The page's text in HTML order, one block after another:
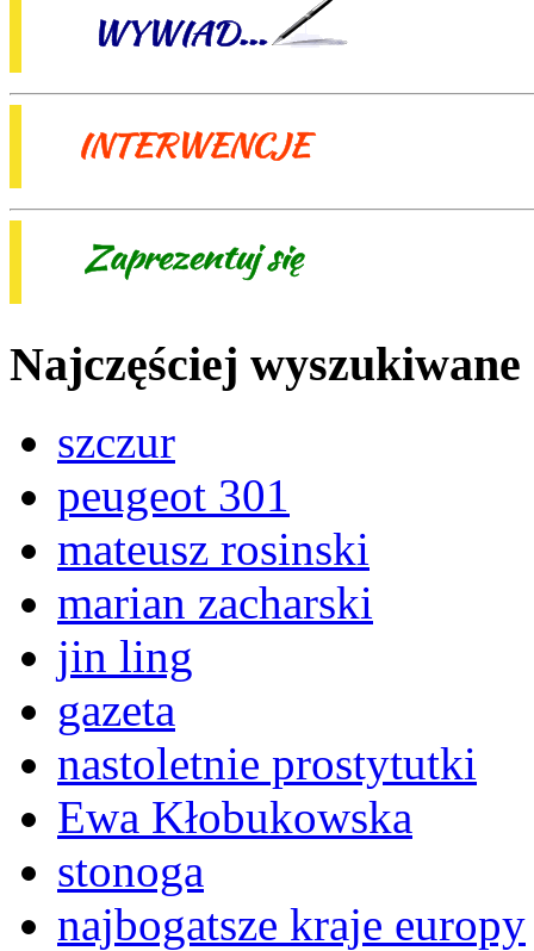
Najczęściej wyszukiwane
szczur
peugeot 301
mateusz rosinski
marian zacharski
jin ling
gazeta
nastoletnie prostytutki
Ewa Kłobukowska
stonoga
najbogatsze kraje europy